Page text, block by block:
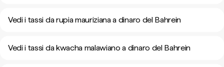
Vedi i tassi da rupia mauriziana a dinaro del Bahrein
Vedi i tassi da kwacha malawiano a dinaro del Bahrein